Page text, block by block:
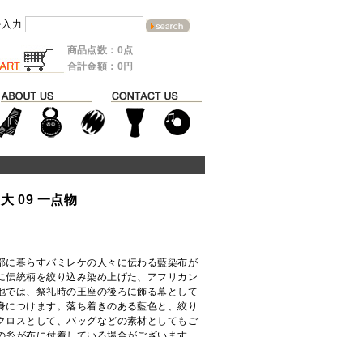
力
商品点数：0点
合計金額：0円
09 一点物
に暮らすバミレケの人々に伝わる藍染布が
伝統柄を絞り込み染め上げた、アフリカン
では、祭礼時の王座の後ろに飾る幕として
つけます。落ち着きのある藍色と、絞り
ロスとして、バッグなどの素材としてもご